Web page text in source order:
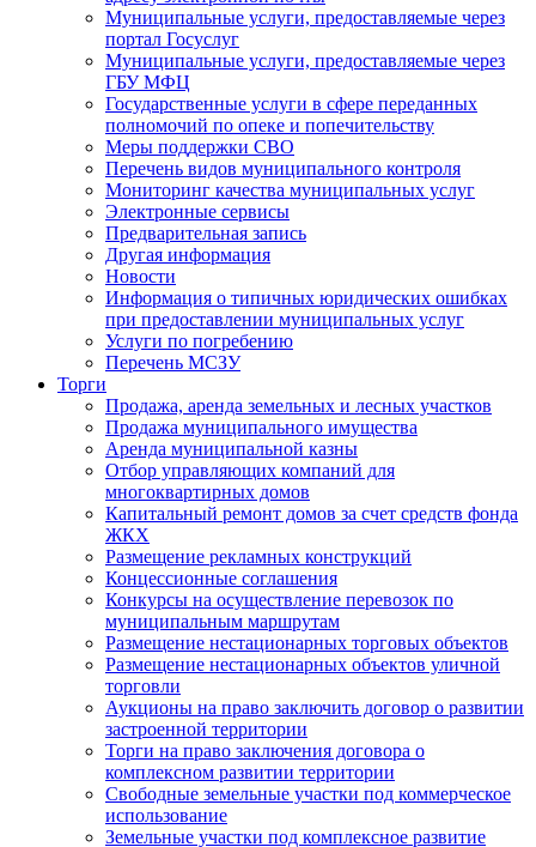
Муниципальные услуги, предоставляемые через
портал Госуслуг
Муниципальные услуги, предоставляемые через
ГБУ МФЦ
Государственные услуги в сфере переданных
полномочий по опеке и попечительству
Меры поддержки СВО
Перечень видов муниципального контроля
Мониторинг качества муниципальных услуг
Электронные сервисы
Предварительная запись
Другая информация
Новости
Информация о типичных юридических ошибках
при предоставлении муниципальных услуг
Услуги по погребению
Перечень МСЗУ
Торги
Продажа, аренда земельных и лесных участков
Продажа муниципального имущества
Аренда муниципальной казны
Отбор управляющих компаний для
многоквартирных домов
Капитальный ремонт домов за счет средств фонда
ЖКХ
Размещение рекламных конструкций
Концессионные соглашения
Конкурсы на осуществление перевозок по
муниципальным маршрутам
Размещение нестационарных торговых объектов
Размещение нестационарных объектов уличной
торговли
Аукционы на право заключить договор о развитии
застроенной территории
Торги на право заключения договора о
комплексном развитии территории
Свободные земельные участки под коммерческое
использование
Земельные участки под комплексное развитие